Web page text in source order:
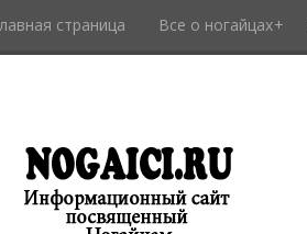
страница Все о ногайцах